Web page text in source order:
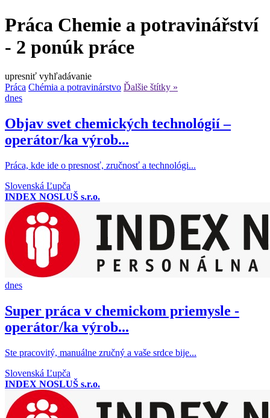
Práca Chemie a potravinářství
- 2 ponúk práce
upresniť vyhľadávanie
Práca Chémia a potravinárstvo Ďalšie štítky »
dnes
Objav svet chemických technológií –
operátor/ka výrob...
Práca, kde ide o presnosť, zručnosť a technológi...
Slovenská Ľupča
INDEX NOSLUŠ s.r.o.
dnes
Super práca v chemickom priemysle -
operátor/ka výrob...
Ste pracovitý, manuálne zručný a vaše srdce bije...
Slovenská Ľupča
INDEX NOSLUŠ s.r.o.